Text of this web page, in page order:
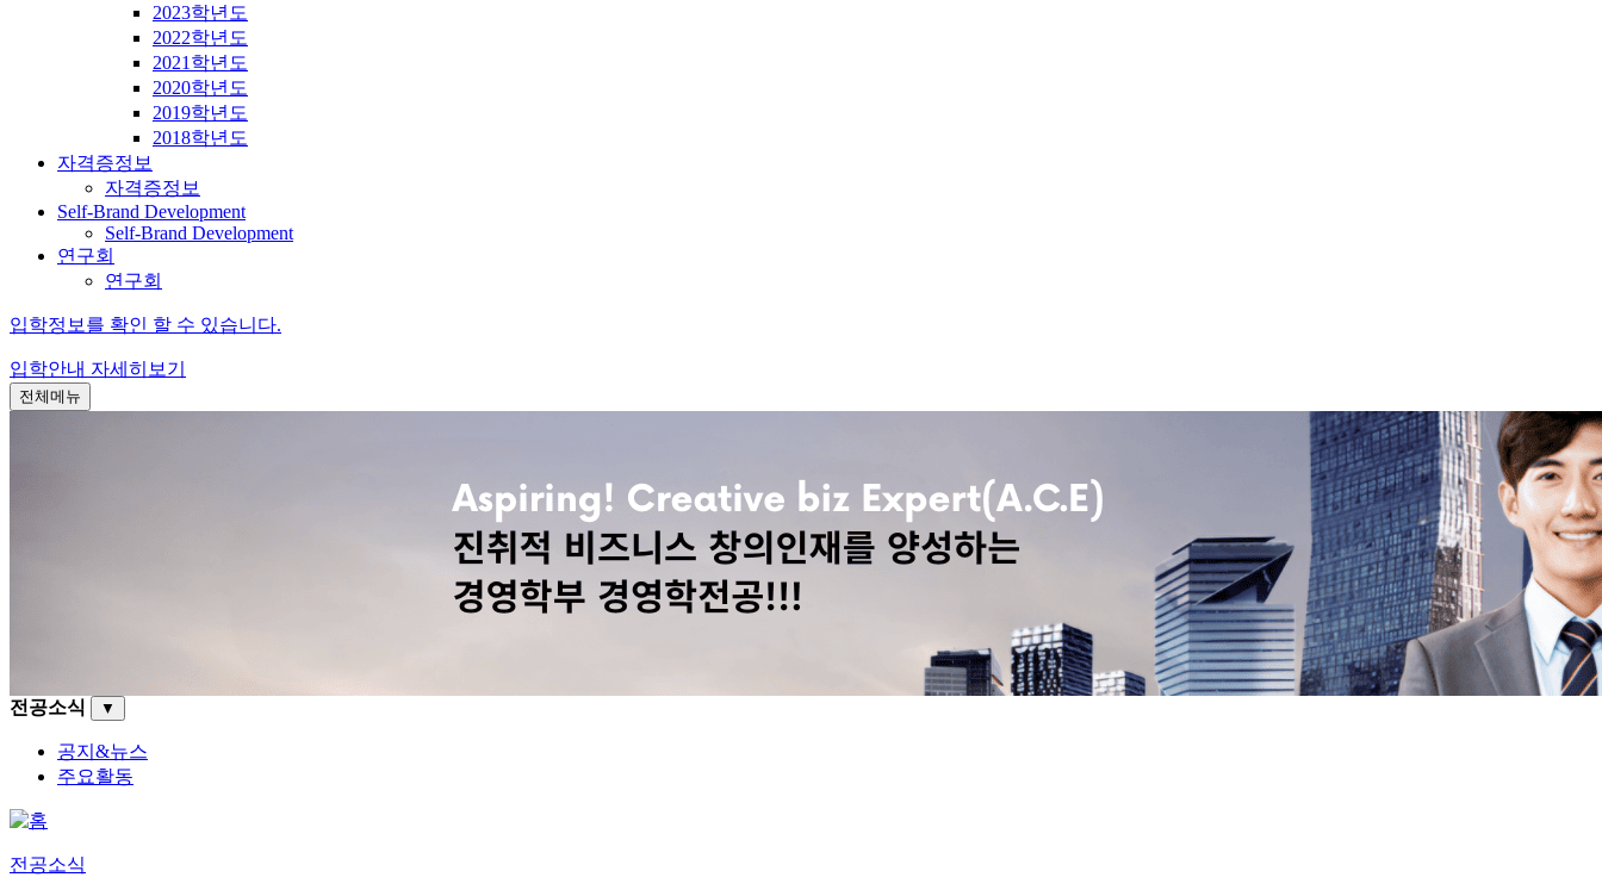
2023학년도
2022학년도
2021학년도
2020학년도
2019학년도
2018학년도
자격증정보
자격증정보
Self-Brand Development
Self-Brand Development
연구회
연구회
입학정보를 확인 할 수 있습니다.
입학안내 자세히보기
전체메뉴
전공소식 ▼
공지&뉴스
주요활동
전공소식